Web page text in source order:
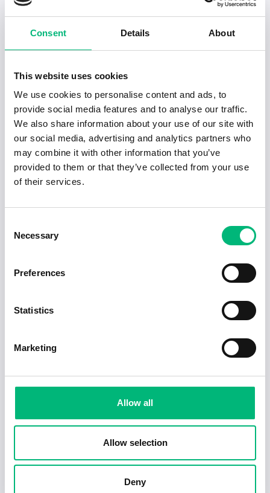
Consent Details About
This website uses cookies
We use cookies to personalise content and ads, to
provide social media features and to analyse our traffic.
We also share information about your use of our site with
our social media, advertising and analytics partners who
may combine it with other information that you’ve
provided to them or that they’ve collected from your use
of their services.
Selection
Necessary
Preferences
Statistics
Marketing
Allow all
Allow selection
Deny
Kyrkoherde till Arjeplog-Arvidsjaurs pastorat
LULEÅ STIFT
FÖRSVARSMAKTEN
Senaste publiceringarna i Jobbnytt
Visa fler artiklar
Jobb för dig som är introvert
2025-02-20 5 min